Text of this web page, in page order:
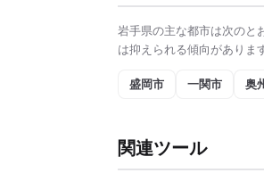
岩手県の主な都市は次のと
は抑えられる傾向がありま
盛岡市 一関市 奥
関連ツール